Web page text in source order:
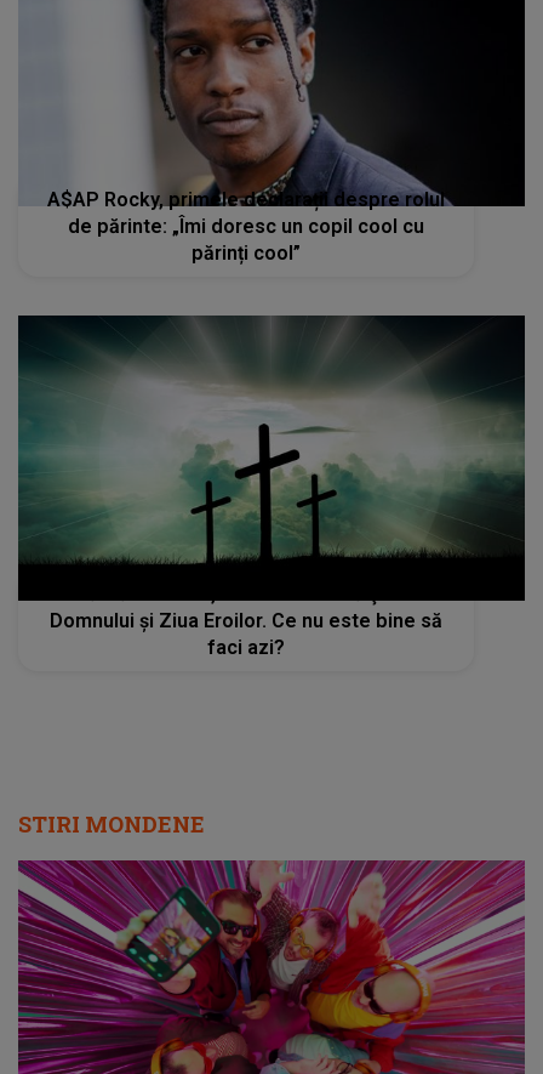
A$AP Rocky, primele declarații despre rolul
de părinte: „Îmi doresc un copil cool cu
părinți cool”
Domnului şi Ziua Eroilor. Ce nu este bine să
faci azi?
STIRI MONDENE